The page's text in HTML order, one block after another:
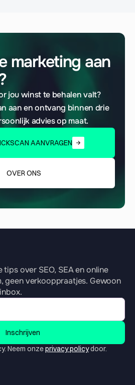
marketing aan
jou winst te behalen valt?
aan en ontvang binnen drie
advies op maat.
AANVRAGEN
OVER ONS
tips over SEO, SEA en online
geen verkooppraatjes. Gewoon
Inschrijven
Neem onze privacy policy door.